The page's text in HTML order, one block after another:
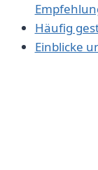
Häufig
Einblicke